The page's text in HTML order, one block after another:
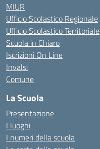
MIUR
Ufficio Scolastico Regionale
Ufficio Scolastico Territoriale
Scuola in Chiaro
Iscrizioni On Line
Invalsi
Comune
La Scuola
Presentazione
I luoghi
I numeri della scuola